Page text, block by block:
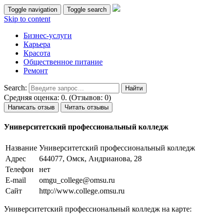
Toggle navigation Toggle search
Skip to content
Бизнес-услуги
Карьера
Красота
Общественное питание
Ремонт
Search:
Средняя оценка: 0. (Отзывов: 0)
Написать отзыв Читать отзывы
Университетский профессиональный колледж
Название Университетский профессиональный колледж
Адрес
644077, Омск, Андрианова, 28
Телефон
нет
E-mail
omgu_college@omsu.ru
Сайт
http://www.college.omsu.ru
Университетский профессиональный колледж на карте: